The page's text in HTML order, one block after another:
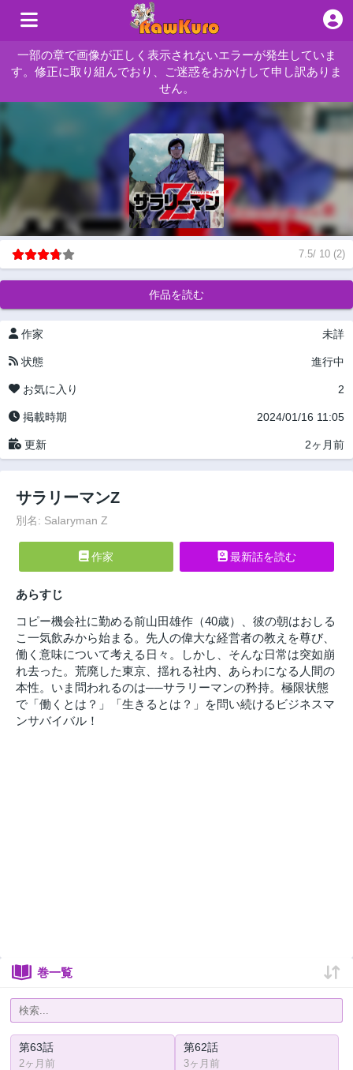
一部の章で画像が正しく表示されないエラーが発生していま
す。修正に取り組んでおり、ご迷惑をおかけして申し訳ありま
せん。
7.5/ 10 (2)
作品を読む
作家 未詳
状態 進行中
お気に入り 2
掲載時期 2024/01/16 11:05
更新 2ヶ月前
サラリーマンZ
別名: Salaryman Z
作家 最新話を読む
あらすじ
コピー機会社に勤める前山田雄作（40歳）、彼の朝はおしる
こ一気飲みから始まる。先人の偉大な経営者の教えを尊び、
働く意味について考える日々。しかし、そんな日常は突如崩
れ去った。荒廃した東京、揺れる社内、あらわになる人間の
本性。いま問われるのは──サラリーマンの矜持。極限状態
で「働くとは？」「生きるとは？」を問い続けるビジネスマ
ンサバイバル！
巻一覧
第63話
2ヶ月前
第62話
3ヶ月前